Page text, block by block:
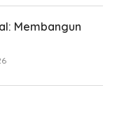
Membangun